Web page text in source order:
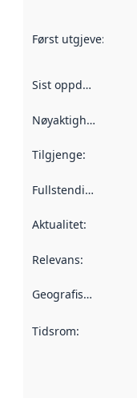
Først utgjeve:
Sist oppdatert
Nøyaktigheit
Tilgjenge:
Fullstendigheit
Aktualitet:
Relevans:
Geografisk område
Tidsrom: